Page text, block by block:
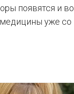
появятся и во
уже со